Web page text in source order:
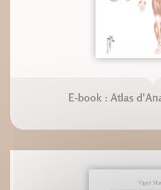
E-book : Atlas